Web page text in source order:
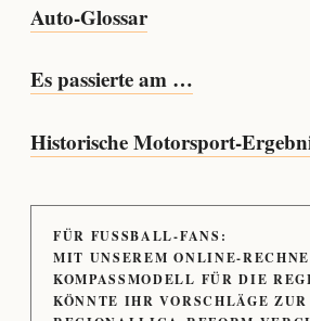
Auto-Glossar
Es passierte am …
Historische Motorsport-
FÜR FUSSBALL-FANS:
MIT UNSEREM ONLINE-
KOMPASSMODELL FÜR DIE
KÖNNTE IHR VORSCHLÄGE ZUR